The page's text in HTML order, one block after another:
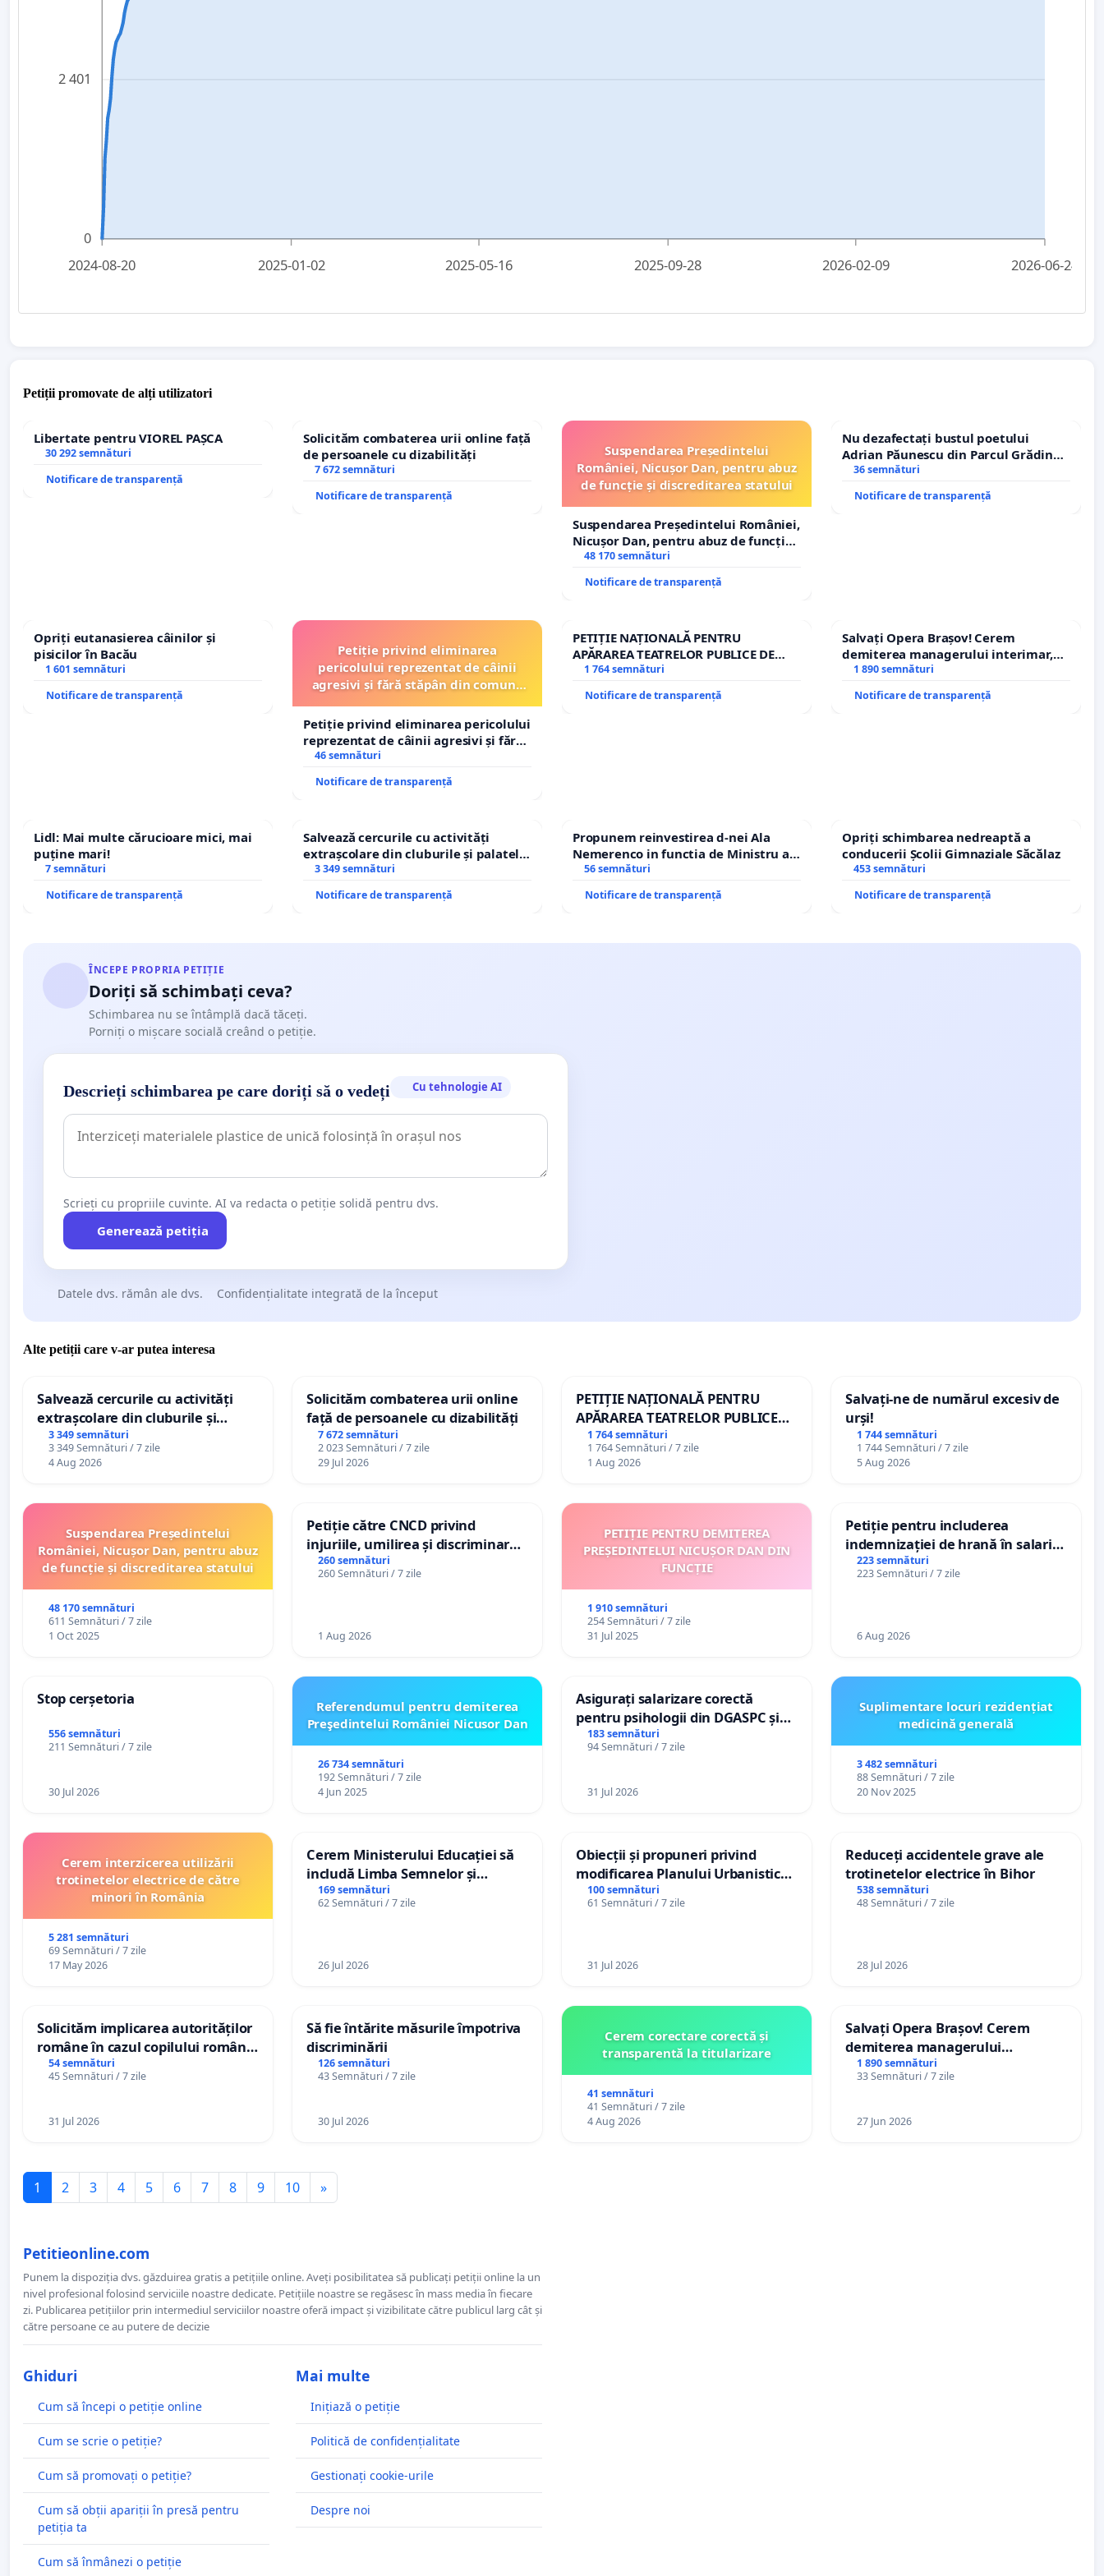
0
2 401
2024-08-20 2025-01-02 2025-05-16 2025-09-28 2026-02-09 2026-06-24
Petiții promovate de alți utilizatori
Libertate pentru VIOREL PAȘCA
30 292 semnături
Notificare de transparență
Solicităm combaterea urii online față
de persoanele cu dizabilități
7 672 semnături
Notificare de transparență
Suspendarea Președintelui
României, Nicușor Dan, pentru abuz
de funcție și discreditarea statului
Suspendarea Președintelui României,
Nicușor Dan, pentru abuz de funcție
și discreditarea statului
48 170 semnături
Notificare de transparență
Nu dezafectați bustul poetului
Adrian Păunescu din Parcul Grădina
Icoanei! Stop cenzurii culturale!
36 semnături
Notificare de transparență
Opriți eutanasierea câinilor și
pisicilor în Bacău
1 601 semnături
Notificare de transparență
Petiție privind eliminarea
pericolului reprezentat de câinii
agresivi și fără stăpân din comuna
Petiție privind eliminarea pericolului
reprezentat de câinii agresivi și fără
stăpân din comuna Tunari
46 semnături
Notificare de transparență
PETIȚIE NAȚIONALĂ PENTRU
APĂRAREA TEATRELOR PUBLICE DE
REPERTORIU DIN ROMÂNIA
1 764 semnături
Notificare de transparență
Salvați Opera Brașov! Cerem
demiterea managerului interimar,
Petrean Lucian-Marius!
1 890 semnături
Notificare de transparență
Lidl: Mai multe cărucioare mici, mai
puține mari!
7 semnături
Notificare de transparență
Salvează cercurile cu activități
extrașcolare din cluburile și palatele
copiilor
3 349 semnături
Notificare de transparență
Propunem reinvestirea d-nei Ala
Nemerenco in functia de Ministru al
Sanatatii
56 semnături
Notificare de transparență
Opriți schimbarea nedreaptă a
conducerii Școlii Gimnaziale Săcălaz
453 semnături
Notificare de transparență
ÎNCEPE PROPRIA PETIȚIE
Doriți să schimbați ceva?
Schimbarea nu se întâmplă dacă tăceți.
Porniți o mișcare socială creând o petiție.
Descrieți schimbarea pe care doriți să o vedeți Cu tehnologie AI
Scrieți cu propriile cuvinte. AI va redacta o petiție solidă pentru dvs.
Generează petiția
Datele dvs. rămân ale dvs. Confidențialitate integrată de la început
Alte petiții care v-ar putea interesa
Salvează cercurile cu activități
extrașcolare din cluburile și
palatele copiilor
3 349 semnături
3 349 Semnături / 7 zile
4 Aug 2026
Solicităm combaterea urii online
față de persoanele cu dizabilități
7 672 semnături
2 023 Semnături / 7 zile
29 Jul 2026
PETIȚIE NAȚIONALĂ PENTRU
APĂRAREA TEATRELOR PUBLICE
DE REPERTORIU DIN ROMÂNIA
1 764 semnături
1 764 Semnături / 7 zile
1 Aug 2026
Salvați-ne de numărul excesiv de
urși!
1 744 semnături
1 744 Semnături / 7 zile
5 Aug 2026
Suspendarea Președintelui
României, Nicușor Dan, pentru abuz
de funcție și discreditarea statului
48 170 semnături
611 Semnături / 7 zile
1 Oct 2025
Petiție către CNCD privind
injuriile, umilirea și discriminarea
persoanelor cu dizabilități de
către utilizatorul TikTok „Gorici”
260 semnături
260 Semnături / 7 zile
1 Aug 2026
PETIȚIE PENTRU DEMITEREA
PREȘEDINTELUI NICUȘOR DAN DIN
FUNCȚIE
1 910 semnături
254 Semnături / 7 zile
31 Jul 2025
Petiție pentru includerea
indemnizației de hrană în salariul
de bază și protejarea gradațiilor
de vechime pentru asistenții
223 semnături
223 Semnături / 7 zile
6 Aug 2026
Stop cerșetoria
556 semnături
211 Semnături / 7 zile
30 Jul 2026
Referendumul pentru demiterea
Preşedintelui României Nicusor Dan
26 734 semnături
192 Semnături / 7 zile
4 Jun 2025
Asigurați salarizare corectă
pentru psihologii din DGASPC și
spitale
183 semnături
94 Semnături / 7 zile
31 Jul 2026
Suplimentare locuri rezidențiat
medicină generală
3 482 semnături
88 Semnături / 7 zile
20 Nov 2025
Cerem interzicerea utilizării
trotinetelor electrice de către
minori în România
5 281 semnături
69 Semnături / 7 zile
17 May 2026
Cerem Ministerului Educației să
includă Limba Semnelor și
alfabetul Braille în școlile din
Republica Moldova!
169 semnături
62 Semnături / 7 zile
26 Jul 2026
Obiecții și propuneri privind
modificarea Planului Urbanistic
General al orașului Ialoveni
100 semnături
61 Semnături / 7 zile
31 Jul 2026
Reduceți accidentele grave ale
trotinetelor electrice în Bihor
538 semnături
48 Semnături / 7 zile
28 Jul 2026
Solicităm implicarea autorităților
române în cazul copilului român
Wiliam Kristian Gheorghe, aflat în
plasament în Danemarca de 12
54 semnături
45 Semnături / 7 zile
31 Jul 2026
Să fie întărite măsurile împotriva
discriminării
126 semnături
43 Semnături / 7 zile
30 Jul 2026
Cerem corectare corectă și
transparentă la titularizare
41 semnături
41 Semnături / 7 zile
4 Aug 2026
Salvați Opera Brașov! Cerem
demiterea managerului
interimar, Petrean Lucian-Marius!
1 890 semnături
33 Semnături / 7 zile
27 Jun 2026
1 2 3 4 5 6 7 8 9 10 »
Petitieonline.com
Punem la dispoziția dvs. găzduirea gratis a petițiile online. Aveți posibilitatea să publicați petiții online la un
nivel profesional folosind serviciile noastre dedicate. Petițiile noastre se regăsesc în mass media în fiecare
zi. Publicarea petițiilor prin intermediul serviciilor noastre oferă impact și vizibilitate către publicul larg cât și
către persoane ce au putere de decizie
Ghiduri
Cum să începi o petiție online
Cum se scrie o petiție?
Cum să promovați o petiție?
Cum să obții apariții în presă pentru
petiția ta
Cum să înmânezi o petiție
Mai multe
Inițiază o petiție
Politică de confidențialitate
Gestionați cookie-urile
Despre noi